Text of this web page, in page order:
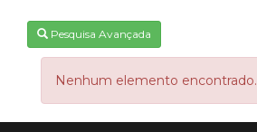
Pesquisa Avançada
Nenhum elemento encontrado.